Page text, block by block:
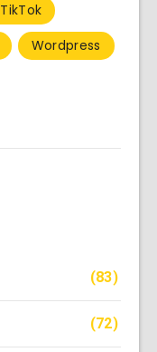
TikTok
Wordpress
(83)
(72)